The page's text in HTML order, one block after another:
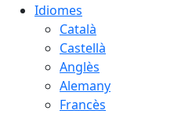
Idiomes
Català
Castellà
Anglès
Alemany
Francès